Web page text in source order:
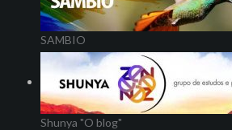
SAMBIO
Shunya "O blog"